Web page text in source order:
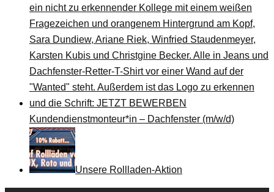
Kundendienstmonteur*in – Dachfenster (m/w/d)
Unsere Rollladen-Aktion